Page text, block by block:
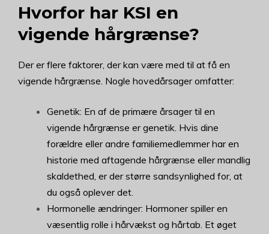
Hvorfor har KSI en
vigende hårgrænse?
Der er flere faktorer, der kan være med til at få en
vigende hårgrænse. Nogle hovedårsager omfatter:
Genetik: En af de primære årsager til en
vigende hårgrænse er genetik. Hvis dine
forældre eller andre familiemedlemmer har en
historie med aftagende hårgrænse eller mandlig
skaldethed, er der større sandsynlighed for, at
du også oplever det.
Hormonelle ændringer: Hormoner spiller en
væsentlig rolle i hårvækst og hårtab. Et øget